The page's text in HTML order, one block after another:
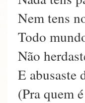
Nem tens
Todo
Não
E abusaste
(Pra quem